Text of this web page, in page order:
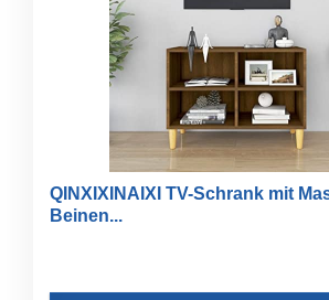
QINXIXINAIXI TV-Schrank mit
Beinen...